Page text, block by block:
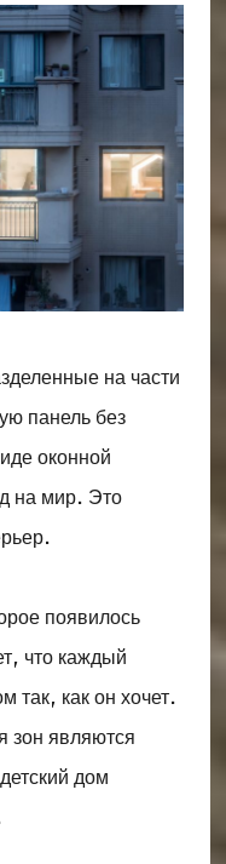
на части
панель без
оконной
на мир. Это
появилось
что каждый
так, как он хочет.
зон являются
дом